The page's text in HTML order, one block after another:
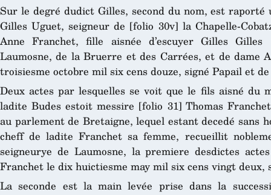
Sur le degré dudict Gilles, second du nom, est
Gilles Uguet, seigneur de [folio 30v] la Chapelle-
Anne Franchet, fille aisnée d’escuyer Gilles Gilles
Laumosne, de la Bruerre et des Carrées, et de dame
troisiesme octobre mil six cens douze, signé Papail et
Deux actes par lesquelles se voit que le fils aisné du
ladite Budes estoit messire [folio 31] Thomas
au parlement de Bretaigne, lequel estant decedé sans
cheff de ladite Franchet sa femme, recueillit
seigneurye de Laumosne, la premiere desdictes
Franchet le dix huictiesme may mil six cens vingt deux,
La seconde est la main levée prise dans la